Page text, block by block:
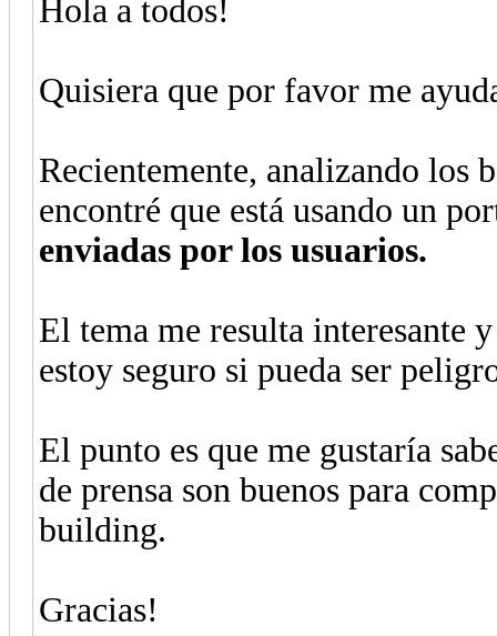
Hola a todos!
Quisiera que por favor me
Recientemente, analizando los
encontré que está usando un
enviadas por los usuarios.
El tema me resulta interesante
estoy seguro si pueda ser
El punto es que me gustaría
de prensa son buenos para
building.
Gracias!